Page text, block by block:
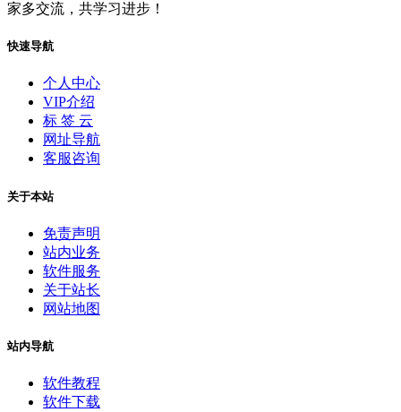
家多交流，共学习进步！
快速导航
个人中心
VIP介绍
标 签 云
网址导航
客服咨询
关于本站
免责声明
站内业务
软件服务
关于站长
网站地图
站内导航
软件教程
软件下载